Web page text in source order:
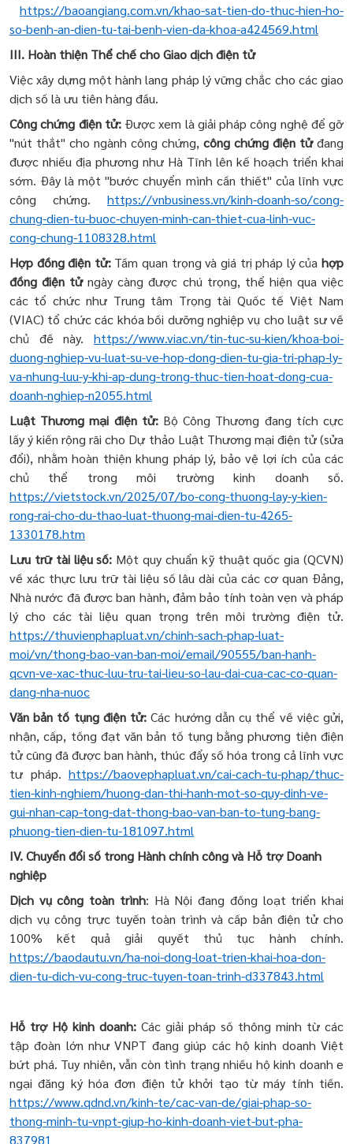
https://baoangiang.com.vn/khao-sat-tien-do-thuc-hien-ho-
so-benh-an-dien-tu-tai-benh-vien-da-khoa-a424569.html
III. Hoàn thiện Thể chế cho Giao dịch điện tử
Việc xây dựng một hành lang pháp lý vững chắc cho các giao
dịch số là ưu tiên hàng đầu.
Công chứng điện tử:Được xem là giải pháp công nghệ để gỡ
"nút thắt" cho ngành công chứng, công chứng điện tửđang
được nhiều địa phương như Hà Tĩnh lên kế hoạch triển khai
sớm. Đây là một "bước chuyển mình cần thiết" của lĩnh vực
công chứng. https://vnbusiness.vn/kinh-doanh-so/cong-
chung-dien-tu-buoc-chuyen-minh-can-thiet-cua-linh-vuc-
cong-chung-1108328.html
Hợp đồng điện tử:Tầm quan trọng và giá trị pháp lý củahợp
đồng điện tửngày càng được chú trọng, thể hiện qua việc
các tổ chức như Trung tâm Trọng tài Quốc tế Việt Nam
(VIAC) tổ chức các khóa bồi dưỡng nghiệp vụ cho luật sư về
chủ đề này. https://www.viac.vn/tin-tuc-su-kien/khoa-boi-
duong-nghiep-vu-luat-su-ve-hop-dong-dien-tu-gia-tri-phap-ly-
va-nhung-luu-y-khi-ap-dung-trong-thuc-tien-hoat-dong-cua-
doanh-nghiep-n2055.html
Luật Thương mại điện tử:Bộ Công Thương đang tích cực
lấy ý kiến rộng rãi cho Dự thảo Luật Thương mại điện tử (sửa
đổi), nhằm hoàn thiện khung pháp lý, bảo vệ lợi ích của các
chủ thể trong môi trường kinh doanh số.
https://vietstock.vn/2025/07/bo-cong-thuong-lay-y-kien-
rong-rai-cho-du-thao-luat-thuong-mai-dien-tu-4265-
1330178.htm
Lưu trữ tài liệu số: Một quy chuẩn kỹ thuật quốc gia (QCVN)
về xác thực lưu trữ tài liệu số lâu dài của các cơ quan Đảng,
Nhà nước đã được ban hành, đảm bảo tính toàn vẹn và pháp
lý cho các tài liệu quan trọng trên môi trường điện tử.
https://thuvienphapluat.vn/chinh-sach-phap-luat-
moi/vn/thong-bao-van-ban-moi/email/90555/ban-hanh-
qcvn-ve-xac-thuc-luu-tru-tai-lieu-so-lau-dai-cua-cac-co-quan-
dang-nha-nuoc
Văn bản tố tụng điện tử: Các hướng dẫn cụ thể về việc gửi,
nhận, cấp, tống đạt văn bản tố tụng bằng phương tiện điện
tử cũng đã được ban hành, thúc đẩy số hóa trong cả lĩnh vực
tư pháp. https://baovephapluat.vn/cai-cach-tu-phap/thuc-
tien-kinh-nghiem/huong-dan-thi-hanh-mot-so-quy-dinh-ve-
gui-nhan-cap-tong-dat-thong-bao-van-ban-to-tung-bang-
phuong-tien-dien-tu-181097.html
IV. Chuyển đổi số trong Hành chính công và Hỗ trợ Doanh
nghiệp
Dịch vụ công toàn trình: Hà Nội đang đồng loạt triển khai
dịch vụ công trực tuyến toàn trình và cấp bản điện tử cho
100% kết quả giải quyết thủ tục hành chính.
https://baodautu.vn/ha-noi-dong-loat-trien-khai-hoa-don-
dien-tu-dich-vu-cong-truc-tuyen-toan-trinh-d337843.html
Hỗ trợ Hộ kinh doanh: Các giải pháp số thông minh từ các
tập đoàn lớn như VNPT đang giúp các hộ kinh doanh Việt
bứt phá. Tuy nhiên, vẫn còn tình trạng nhiều hộ kinh doanh e
ngại đăng ký hóa đơn điện tử khởi tạo từ máy tính tiền.
https://www.qdnd.vn/kinh-te/cac-van-de/giai-phap-so-
thong-minh-tu-vnpt-giup-ho-kinh-doanh-viet-but-pha-
837981